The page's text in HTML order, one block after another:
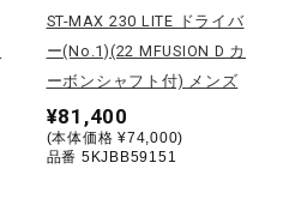
ST-MAX 230 LITE ドライバ
ー(No.1)(22 MFUSION D カ
ーボンシャフト付) メンズ
¥81,400
(本体価格 ¥74,000)
品番 5KJBB59151